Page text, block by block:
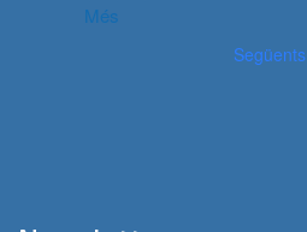
Més
Següents